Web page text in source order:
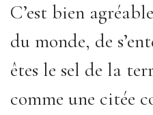
C’est bien
du monde, de
êtes le sel de la
comme une citée